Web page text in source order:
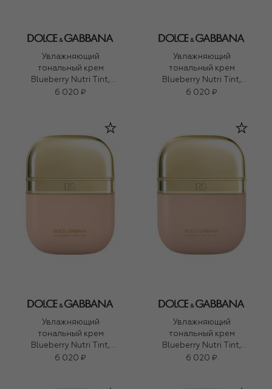
Увлажняющий
тональный крем
Blueberry Nutri Tint,
оттенок 15N Light
6 020 ₽
Увлажняющий
тональный крем
Blueberry Nutri Tint,
оттенок 10N Light
6 020 ₽
Увлажняющий
тональный крем
Blueberry Nutri Tint,
оттенок 5N Light (30ml)
6 020 ₽
Увлажняющий
тональный крем
Blueberry Nutri Tint,
оттенок 9C Light
6 020 ₽